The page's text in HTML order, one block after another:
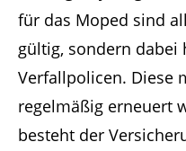
für das Moped sind
gültig, sondern dabei
Verfallpolicen. Diese
regelmäßig erneuert
besteht der